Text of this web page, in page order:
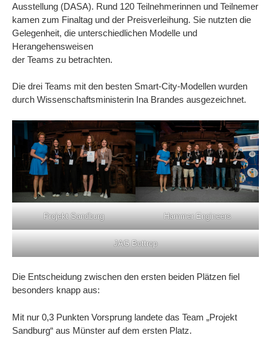
Ausstellung (DASA). Rund 120 Teilnehmerinnen und Teilnemer
kamen zum Finaltag und der Preisverleihung. Sie nutzten die
Gelegenheit, die unterschiedlichen Modelle und
Herangehensweisen
der Teams zu betrachten.
Die drei Teams mit den besten Smart-City-Modellen wurden
durch Wissenschaftsministerin Ina Brandes ausgezeichnet.
Projekt Sandburg Hammer Engineers
JAG Bottrop
Die Entscheidung zwischen den ersten beiden Plätzen fiel
besonders knapp aus:
Mit nur 0,3 Punkten Vorsprung landete das Team „Projekt
Sandburg“ aus Münster auf dem ersten Platz.